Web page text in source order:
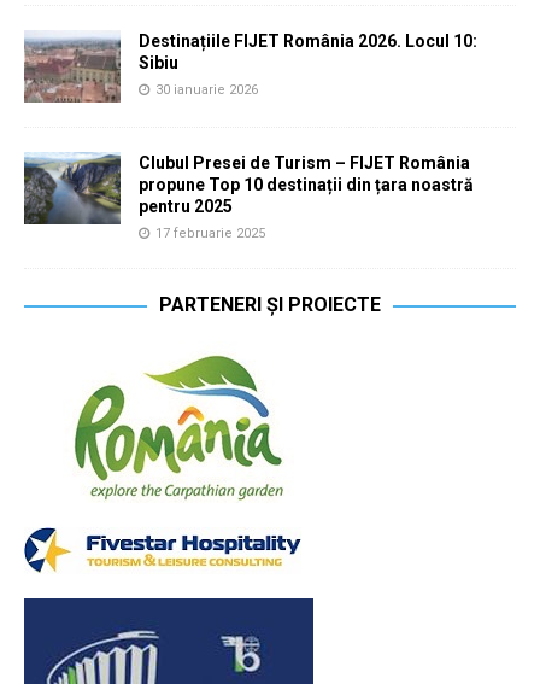
Destinațiile FIJET România 2026. Locul 10:
Sibiu
30 ianuarie 2026
Clubul Presei de Turism – FIJET România
propune Top 10 destinații din țara noastră
pentru 2025
17 februarie 2025
PARTENERI ȘI PROIECTE